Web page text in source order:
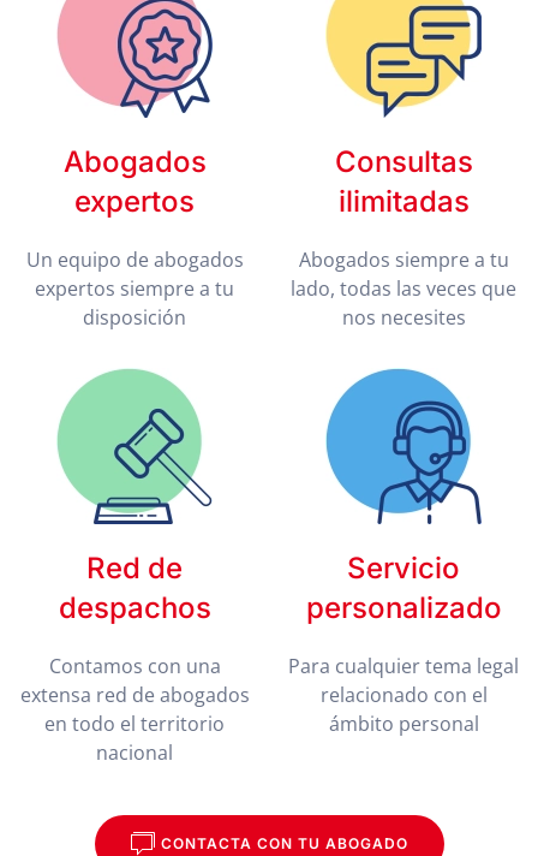
Abogados
expertos
Un equipo de abogados
expertos siempre a tu
disposición
Consultas
ilimitadas
Abogados siempre a tu
lado, todas las veces que
nos necesites
Red de
despachos
Contamos con una
extensa red de abogados
en todo el territorio
nacional
Servicio
personalizado
Para cualquier tema legal
relacionado con el
ámbito personal
CONTACTA CON TU ABOGADO